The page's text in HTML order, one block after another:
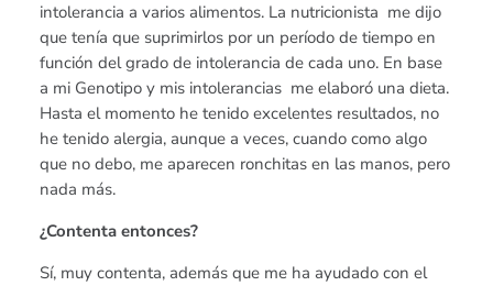
intolerancia a varios alimentos. La nutricionista me dijo
que tenía que suprimirlos por un período de tiempo en
función del grado de intolerancia de cada uno. En base
a mi Genotipo y mis intolerancias me elaboró una dieta.
Hasta el momento he tenido excelentes resultados, no
he tenido alergia, aunque a veces, cuando como algo
que no debo, me aparecen ronchitas en las manos, pero
nada más.
¿Contenta entonces?
Sí, muy contenta, además que me ha ayudado con el